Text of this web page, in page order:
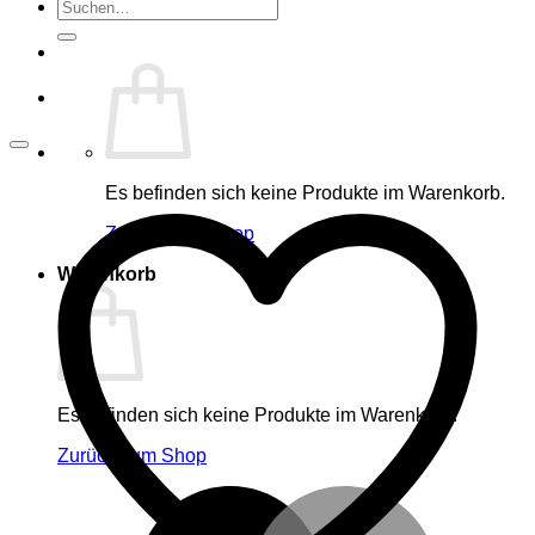
Suche
nach:
Es befinden sich keine Produkte im Warenkorb.
Zurück zum Shop
Warenkorb
Es befinden sich keine Produkte im Warenkorb.
Zurück zum Shop